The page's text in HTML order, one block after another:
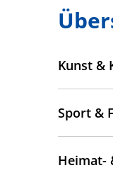
Kunst &
Sport &
Heimat-